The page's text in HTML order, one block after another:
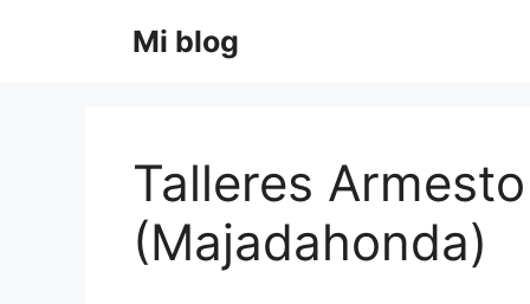
Mi blog
Talleres
(Majadahonda)